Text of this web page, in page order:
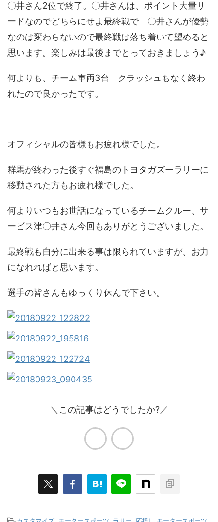
〇井さん2位で終了。〇井さんは、ポイント大量リ
ードなのでどちらにせよ最終戦で 〇井さんが優勢
なのは変わらないので最終戦は落ち着いて望めると
思います。楽しみは最後までとっておきましょう♪
何よりも、チーム車両3台 クラッシュもなく終わ
れたので良かったです。
オフィシャルの皆様もお疲れ様でした。
群馬が終わった後すぐ福島のトヨタガズーラリーに
移動された方もお疲れ様でした。
何よりいつもお世話になっているチームクルー、サ
ービス津〇井さん今回もありがとうございました。
最終戦も自分に出来る事は限られていますが、お力
になれればと思います。
選手の皆さんもゆっくり休んで下さい。
＼この記事はどうでしたか?／